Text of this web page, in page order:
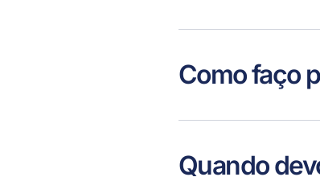
Como faço
Quando